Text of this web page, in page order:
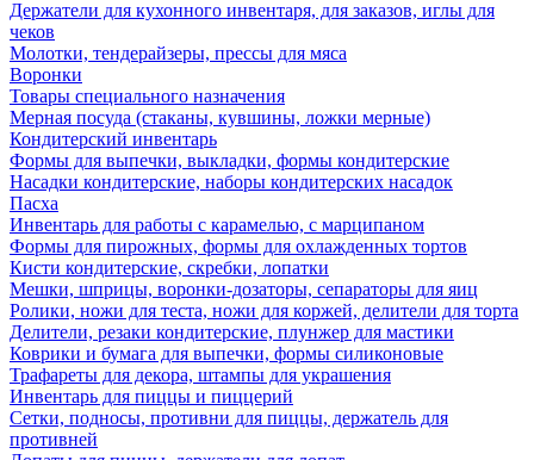
Держатели для кухонного инвентаря, для заказов, иглы для
чеков
Молотки, тендерайзеры, прессы для мяса
Воронки
Товары специального назначения
Мерная посуда (стаканы, кувшины, ложки мерные)
Кондитерский инвентарь
Формы для выпечки, выкладки, формы кондитерские
Насадки кондитерские, наборы кондитерских насадок
Пасха
Инвентарь для работы с карамелью, с марципаном
Формы для пирожных, формы для охлажденных тортов
Кисти кондитерские, скребки, лопатки
Мешки, шприцы, воронки-дозаторы, сепараторы для яиц
Ролики, ножи для теста, ножи для коржей, делители для торта
Делители, резаки кондитерские, плунжер для мастики
Коврики и бумага для выпечки, формы силиконовые
Трафареты для декора, штампы для украшения
Инвентарь для пиццы и пиццерий
Сетки, подносы, противни для пиццы, держатель для
противней